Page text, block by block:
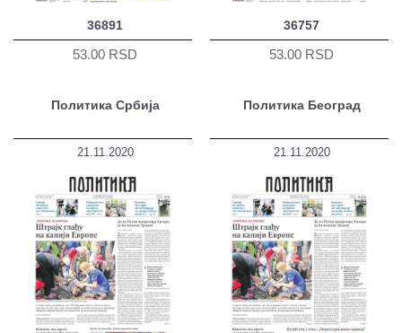
36891
53.00 RSD
36757
53.00 RSD
Политика Србија
21.11.2020
Политика Београд
21.11.2020